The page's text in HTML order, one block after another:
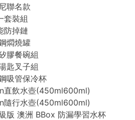
聯名款
套裝組
防掉鏈
燜燒罐
膠餐碗組
匙叉子組
吸管保冷杯
直飲水壺(450ml600ml)
隨行水壺(450ml600ml)
版 澳洲 BBox 防漏學習水杯